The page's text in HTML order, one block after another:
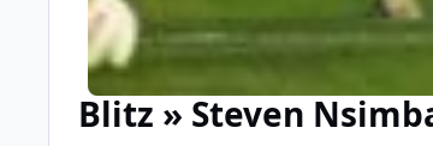
Blitz » Steven